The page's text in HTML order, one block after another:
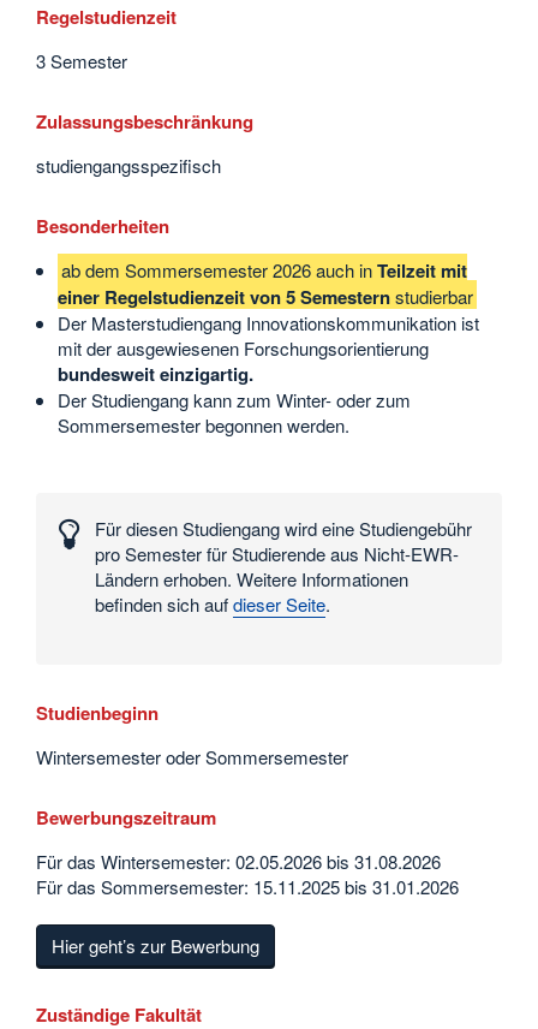
Regelstudienzeit
3 Semester
Zulassungsbeschränkung
studiengangsspezifisch
Besonderheiten
ab dem Sommersemester 2026 auch inTeilzeit mit
einer Regelstudienzeit von 5 Semesternstudierbar
Der Masterstudiengang Innovationskommunikation ist
mit der ausgewiesenen Forschungsorientierung
bundesweit einzigartig.
Der Studiengang kann zum Winter- oder zum
Sommersemester begonnen werden.
und
Für diesen Studiengang wird eine Studiengebühr
pro Semester für Studierende aus Nicht-EWR-
Ländern erhoben. Weitere Informationen
befinden sich aufdieser Seite.
Studienbeginn
Wintersemester oder Sommersemester
Bewerbungszeitraum
Für das Wintersemester: 02.05.2026 bis 31.08.2026
Für das Sommersemester: 15.11.2025 bis 31.01.2026
Hier geht’s zur Bewerbung
Zuständige Fakultät